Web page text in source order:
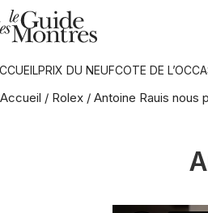
PRIX DU NEUFCOTE DE
Accueil / Rolex / Antoine Rauis nous